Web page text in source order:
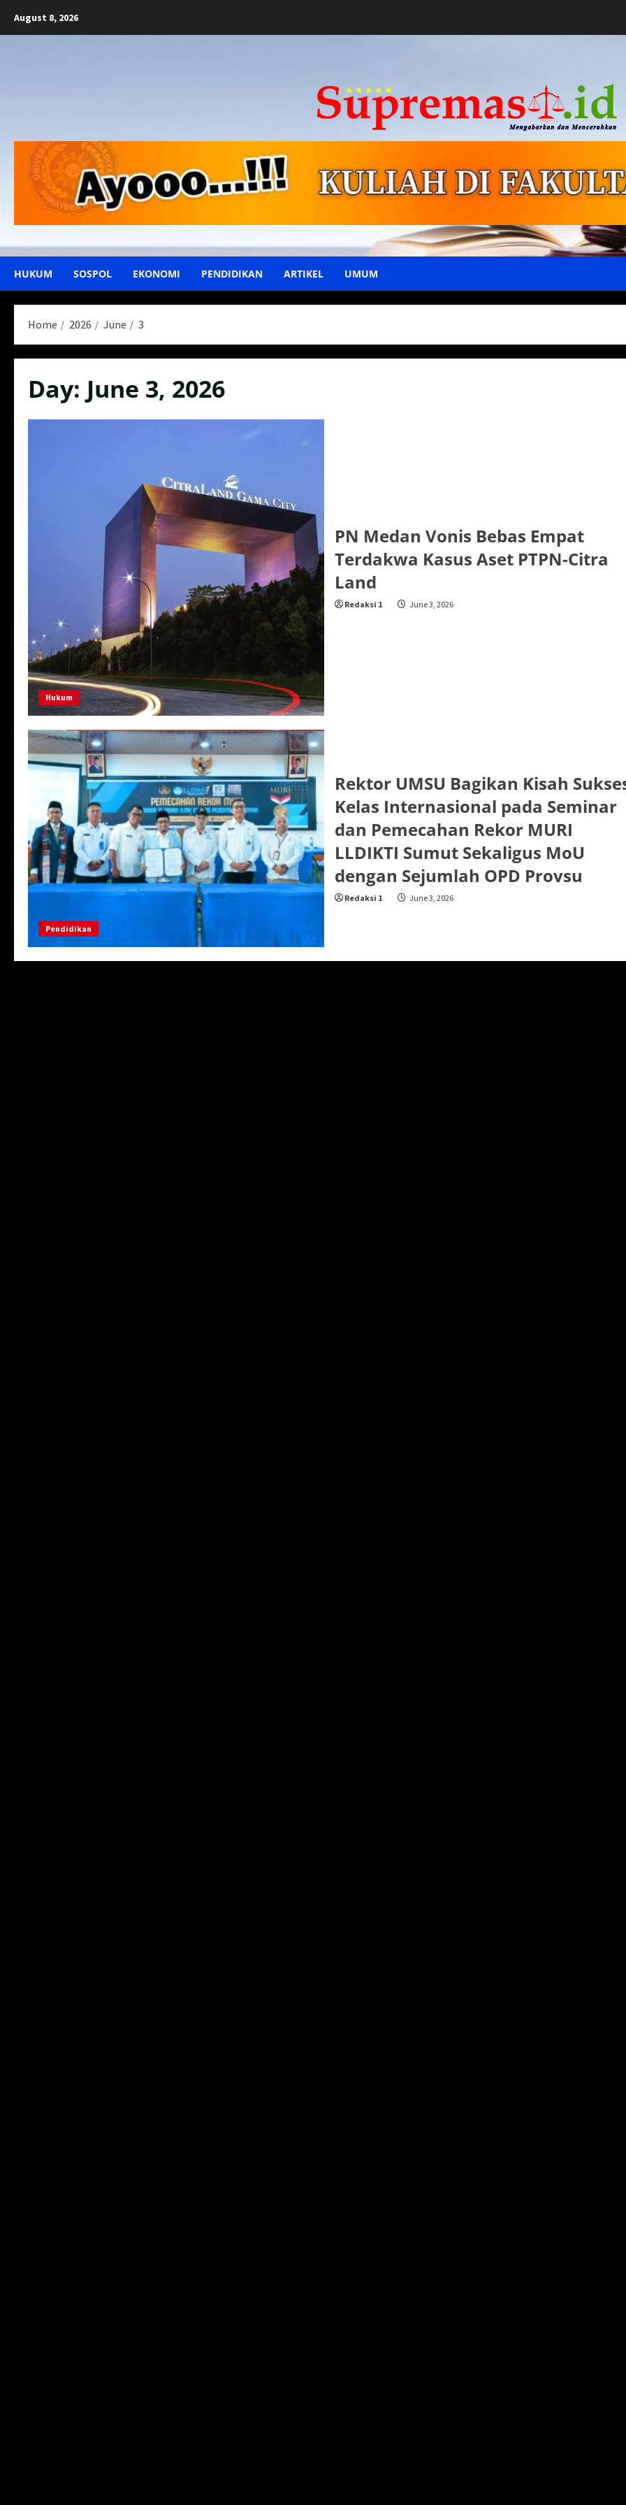
August 8, 2026
HUKUM SOSPOL EKONOMI PENDIDIKAN ARTIKEL UMUM
Home 2026 June 3
Day: June 3, 2026
Hukum
PN Medan Vonis Bebas Empat
Terdakwa Kasus Aset PTPN-Citra
Land
Redaksi 1 June 3, 2026
Pendidikan
Rektor UMSU Bagikan Kisah
Kelas Internasional pada Seminar
dan Pemecahan Rekor MURI
LLDIKTI Sumut Sekaligus MoU
dengan Sejumlah OPD Provsu
Redaksi 1 June 3, 2026